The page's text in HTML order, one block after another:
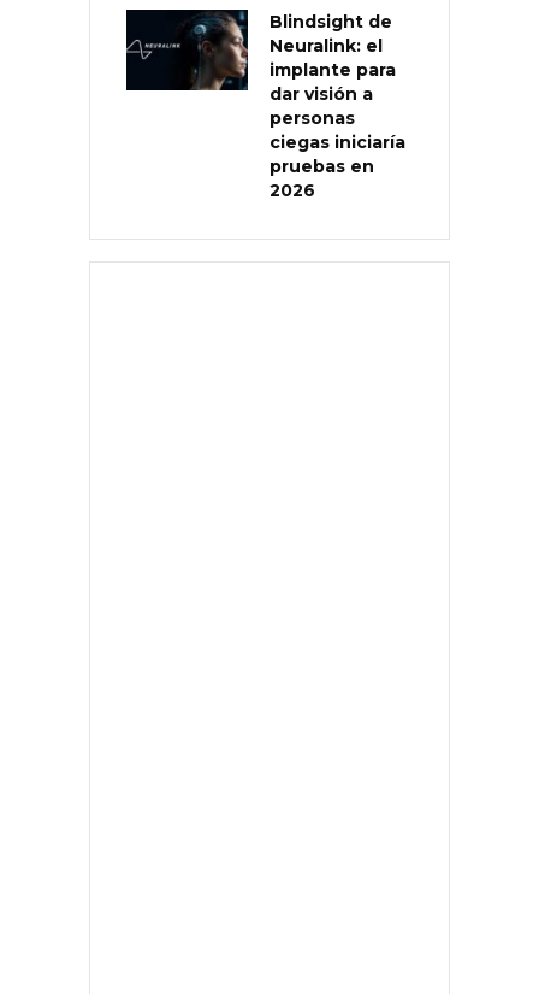
Blindsight de
Neuralink: el
implante para
dar visión a
personas
ciegas iniciaría
pruebas en
2026